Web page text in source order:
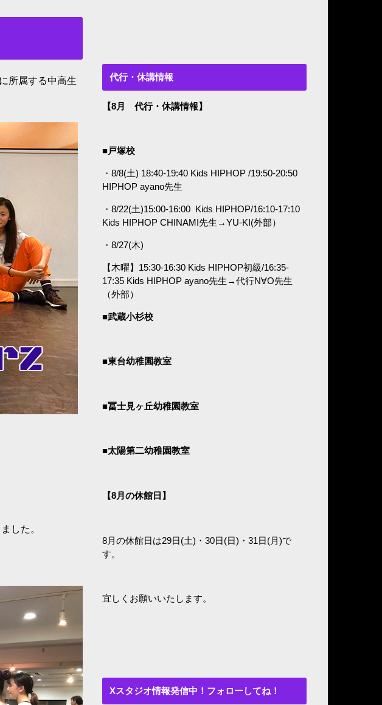
所属する中高生
した。
代行・休講情報
【8月 代行・休講情報】
■戸塚校
・8/8(土) 18:40-19:40 Kids HIPHOP /19:50-20:50
HIPHOP ayano先生
・8/22(土)15:00-16:00
Kids HIPHOP/16:10-17:10
Kids HIPHOP CHINAMI 先生→YU-KI(外部）
・8/27(木)
【木曜】15:30-16:30 Kids HIPHOP初級/16:35-
17:35 Kids HIPHOP ayano先生→代行N∀O先生
（外部）
■武蔵小杉校
■東台幼稚園教室
■冨士見ヶ丘幼稚園教室
■太陽第二幼稚園教室
【8月の休館日】
8月の休館日は29日(土)・30日(日)・31日(月)で
す。
宜しくお願いいたします。
Xスタジオ情報発信中！フォローしてね！